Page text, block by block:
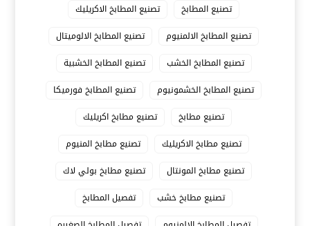
تصنيع المطابخ
تصنيع المطابخ الاكريليك
تصنيع المطابخ الالمنيوم
تصنيع المطابخ الالوميتال
تصنيع المطابخ الخشب
تصنيع المطابخ الخشبية
تصنيع المطابخ الخشمونيوم
تصنيع المطابخ فورميكا
تصنيع مطابخ
تصنيع مطابخ اكريليك
تصنيع مطابخ الاكريليك
تصنيع مطابخ المنيوم
تصنيع مطابخ المونتال
تصنيع مطابخ بولي لاك
تصنيع مطابخ خشب
تفصيل المطابخ